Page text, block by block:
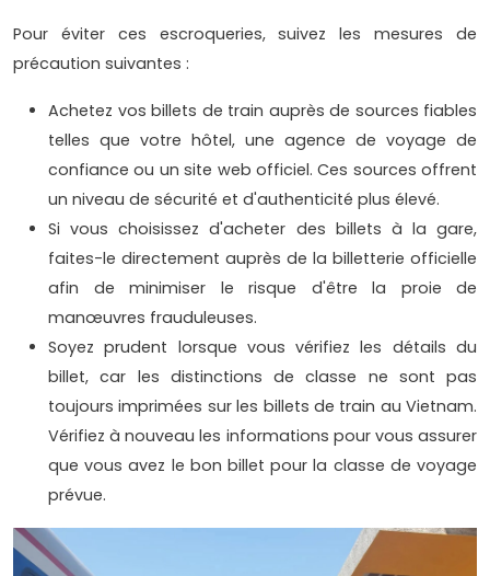
Pour éviter ces escroqueries, suivez les mesures de
précaution suivantes :
Achetez vos billets de train auprès de sources fiables
telles que votre hôtel, une agence de voyage de
confiance ou un site web officiel. Ces sources offrent
un niveau de sécurité et d'authenticité plus élevé.
Si vous choisissez d'acheter des billets à la gare,
faites-le directement auprès de la billetterie officielle
afin de minimiser le risque d'être la proie de
manœuvres frauduleuses.
Soyez prudent lorsque vous vérifiez les détails du
billet, car les distinctions de classe ne sont pas
toujours imprimées sur les billets de train au Vietnam.
Vérifiez à nouveau les informations pour vous assurer
que vous avez le bon billet pour la classe de voyage
prévue.